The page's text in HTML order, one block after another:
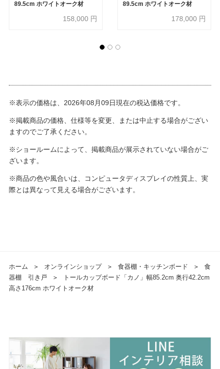
89.5cm ホワイトオーク材
158,000 円
89.5cm ホワイトオーク材
178,000 円
※表示の価格は、2026年08月09日現在の税込価格です。
※掲載商品の価格、仕様等を変更、または中止する場合がござい
ますのでご了承ください。
※ショールームによって、掲載商品が展示されていない場合がご
ざいます。
※商品の色や風合いは、コンピュータディスプレイの性質上、実
際とは異なって見える場合がございます。
ホーム ＞ オンラインショップ ＞ 食器棚・キッチンボード ＞
食
器棚 引き戸
＞
トールカップボード「カノ」幅85.2cm 奥行42.2cm
高さ176cm ホワイトオーク材